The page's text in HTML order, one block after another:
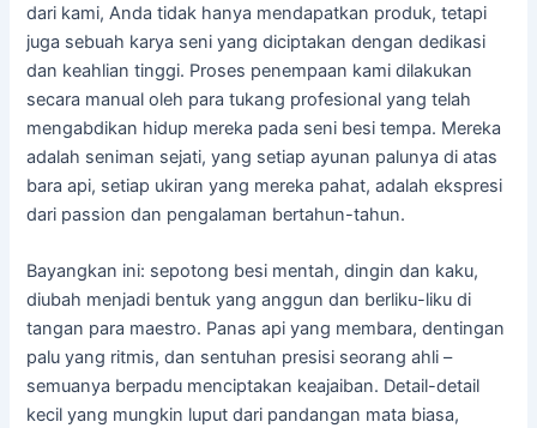
dari kami, Anda tidak hanya mendapatkan produk, tetapi
juga sebuah karya seni yang diciptakan dengan dedikasi
dan keahlian tinggi. Proses penempaan kami dilakukan
secara manual oleh para tukang profesional yang telah
mengabdikan hidup mereka pada seni besi tempa. Mereka
adalah seniman sejati, yang setiap ayunan palunya di atas
bara api, setiap ukiran yang mereka pahat, adalah ekspresi
dari passion dan pengalaman bertahun-tahun.
Bayangkan ini: sepotong besi mentah, dingin dan kaku,
diubah menjadi bentuk yang anggun dan berliku-liku di
tangan para maestro. Panas api yang membara, dentingan
palu yang ritmis, dan sentuhan presisi seorang ahli –
semuanya berpadu menciptakan keajaiban. Detail-detail
kecil yang mungkin luput dari pandangan mata biasa,